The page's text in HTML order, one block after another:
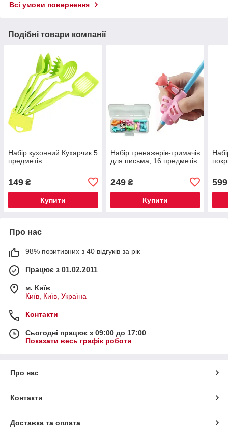
Всі умови повернення
Подібні товари компанії
Набір кухонний Кухарчик 5
предметів
149 ₴
Купити
Набір тренажерів-тримачів
для письма, 16 предметів
249₴
Купити
599
Про нас
98% позитивних з 40 відгуків за рік
Працює з 01.02.2011
м. Київ
Київ, Київ, Україна
Контакти
Сьогодні працює з 09:00 до 17:00
Показати весь графік роботи
Про нас
Контакти
Доставка та оплата